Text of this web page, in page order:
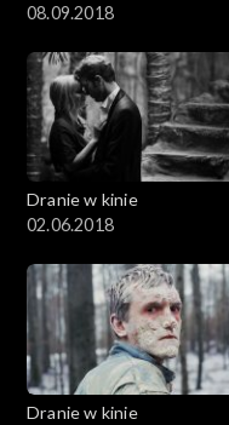
08.09.2018
Dranie w kinie
02.06.2018
Dranie w kinie